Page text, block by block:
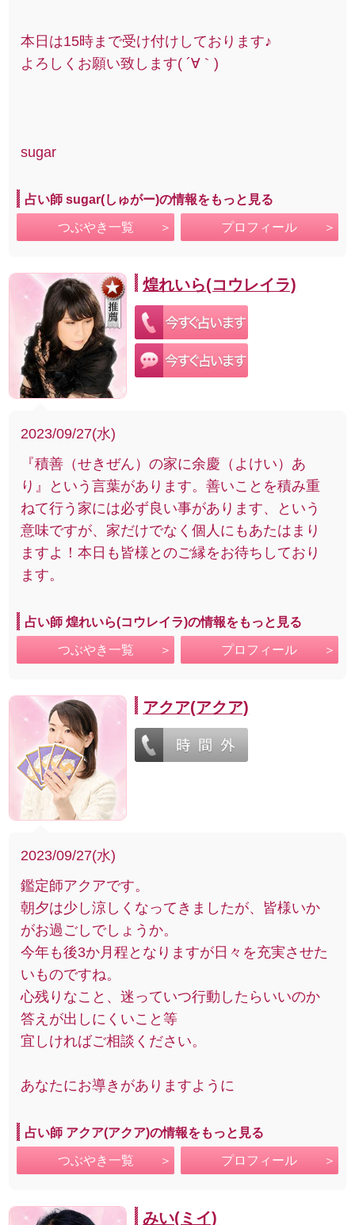
本日は15時まで受け付けしております♪
よろしくお願い致します( ´∀｀)
sugar
占い師 sugar(しゅがー)の情報をもっと見る
つぶやき一覧 プロフィール
煌れいら(コウレイラ)
2023/09/27(水)
『積善（せきぜん）の家に余慶（よけい）あ
り』という言葉があります。善いことを積み重
ねて行う家には必ず良い事があります、という
意味ですが、家だけでなく個人にもあたはまり
ますよ！本日も皆様とのご縁をお待ちしており
ます。
占い師 煌れいら(コウレイラ)の情報をもっと見る
つぶやき一覧 プロフィール
アクア(アクア)
2023/09/27(水)
鑑定師アクアです。
朝夕は少し涼しくなってきましたが、皆様いか
がお過ごしでしょうか。
今年も後3か月程となりますが日々を充実させた
いものですね。
心残りなこと、迷っていつ行動したらいいのか
答えが出しにくいこと等
宜しければご相談ください。
あなたにお導きがありますように
占い師 アクア(アクア)の情報をもっと見る
つぶやき一覧 プロフィール
みい(ミイ)